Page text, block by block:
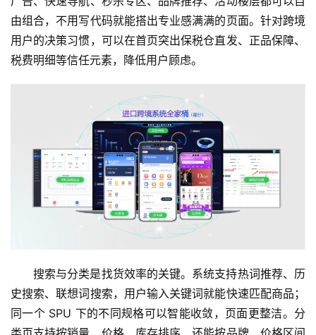
由组合，不用写代码就能搭出专业感满满的页面。针对跨境
用户的决策习惯，可以在首页突出保税仓直发、正品保障、
税费明细等信任元素，降低用户顾虑。
搜索与分类是找货效率的关键。系统支持热词推荐、历
史搜索、联想词搜索，用户输入关键词就能快速匹配商品；
同一个 SPU 下的不同规格可以智能收敛，页面更整洁。分